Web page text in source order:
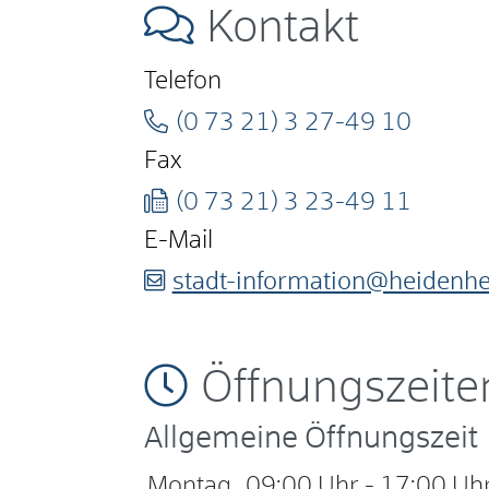
Kontakt
Telefon
(0 73 21) 3 27-49 10
Fax
(0 73 21) 3 23-49 11
E-Mail
stadt-
Allgemeine Öffnungszeit